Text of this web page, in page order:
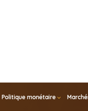
Politique monétaire